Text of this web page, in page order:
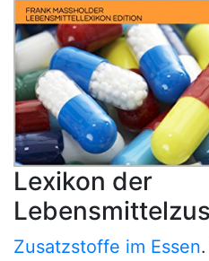
Lexikon der
Zusatzstoffe im Essen